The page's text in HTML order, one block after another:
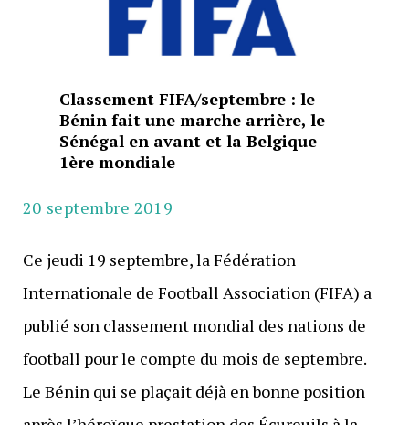
Classement FIFA/septembre : le
Bénin fait une marche arrière, le
Sénégal en avant et la Belgique
1ère mondiale
20 septembre 2019
Ce jeudi 19 septembre, la Fédération
Internationale de Football Association (FIFA) a
publié son classement mondial des nations de
football pour le compte du mois de septembre.
Le Bénin qui se plaçait déjà en bonne position